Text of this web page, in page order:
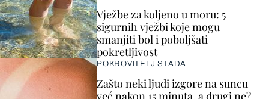
Vježbe za koljeno u moru: 5
sigurnih vježbi koje mogu
smanjiti bol i poboljšati
pokretljivost
POKROVITELJ STADA
Zašto neki ljudi izgore na suncu
već nakon 15 minuta, a drugi ne?